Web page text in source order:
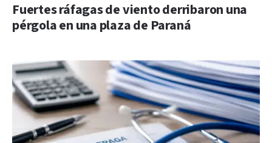
Fuertes ráfagas de viento derribaron una
pérgola en una plaza de Paraná